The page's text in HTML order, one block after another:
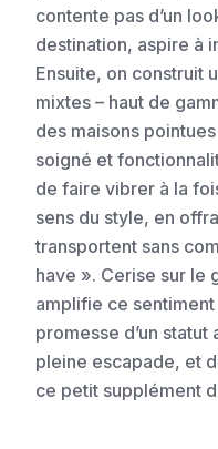
contente pas d’un
destination, aspire à
Ensuite, on construit
mixtes – haut de
des maisons
soigné et
de faire vibrer à la
sens du style, en
transportent sans
have ». Cerise sur le
amplifie ce sentiment
promesse d’un
pleine escapade, et
ce petit supplément